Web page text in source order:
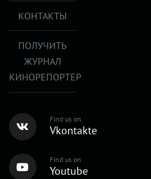
КОНТАКТЫ
ПОЛУЧИТЬ
ЖУРНАЛ
КИНОРЕПОРТЕР
Find us on
Vkontakte
Find us on
Youtube